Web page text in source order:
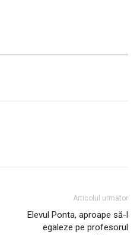
Articolul următor
Elevul Ponta, aproape să-l
egaleze pe profesorul